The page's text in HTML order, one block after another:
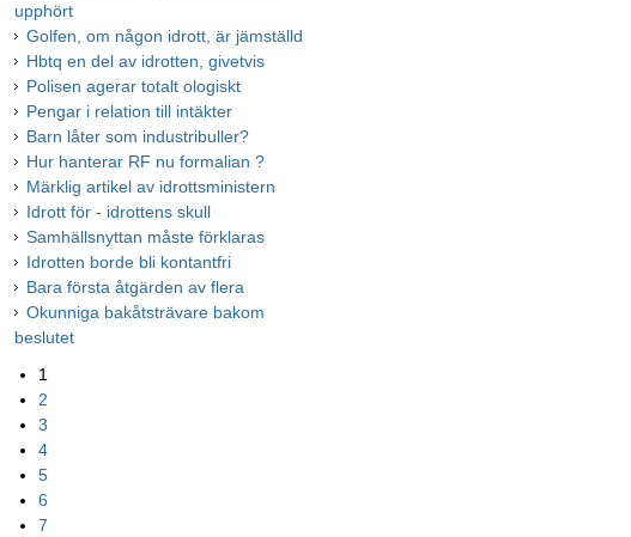
upphört
Golfen, om någon idrott, är jämställd
Hbtq en del av idrotten, givetvis
Polisen agerar totalt ologiskt
Pengar i relation till intäkter
Barn låter som industribuller?
Hur hanterar RF nu formalian ?
Märklig artikel av idrottsministern
Idrott för - idrottens skull
Samhällsnyttan måste förklaras
Idrotten borde bli kontantfri
Bara första åtgärden av flera
Okunniga bakåtsträvare bakom
beslutet
1
2
3
4
5
6
7